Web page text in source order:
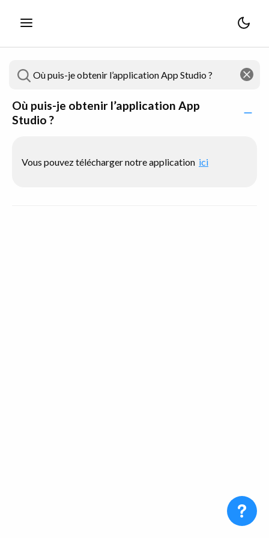
Où puis-je obtenir l’application App
Studio ?
Vous pouvez télécharger notre application ici